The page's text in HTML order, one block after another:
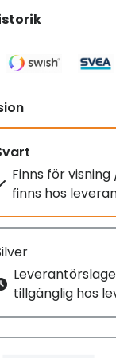
Finns för
finns hos
tillgänglig hos